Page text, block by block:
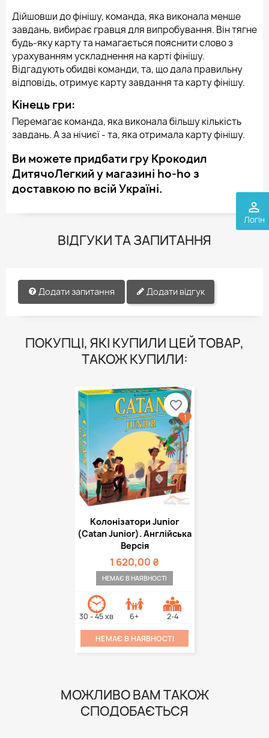
perm_identity
Логін
Дійшовши до фінішу, команда, яка виконала менше
завдань, вибирає гравця для випробування. Він тягне
будь-яку карту та намагається пояснити слово з
урахуванням ускладнення на карті фінішу.
Відгадують обидві команди, та, що дала правильну
відповідь, отримує карту завдання та карту фінішу.
Кінець гри:
Перемагає команда, яка виконала більшу кількість
завдань. А за нічиєї - та, яка отримала карту фінішу.
Ви можете придбати гру Крокодил
ДитячоЛегкий у магазині ho-ho з
доставкою по всій Україні.
ВІДГУКИ ТА ЗАПИТАННЯ
Додати запитання Додати відгук
ПОКУПЦІ, ЯКІ КУПИЛИ ЦЕЙ ТОВАР,
ТАКОЖ КУПИЛИ:
Колонізатори Junior
(Catan Junior). Англійська
Версія
1 620,00 ₴
НЕМАЄ В НАЯВНОСТІ
30 - 45 хв 6+ 2-4
НЕМАЄ В НАЯВНОСТІ
favorite_border
1
МОЖЛИВО ВАМ ТАКОЖ
СПОДОБАЄТЬСЯ